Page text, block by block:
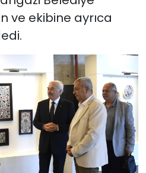
ve ekibine ayrıca